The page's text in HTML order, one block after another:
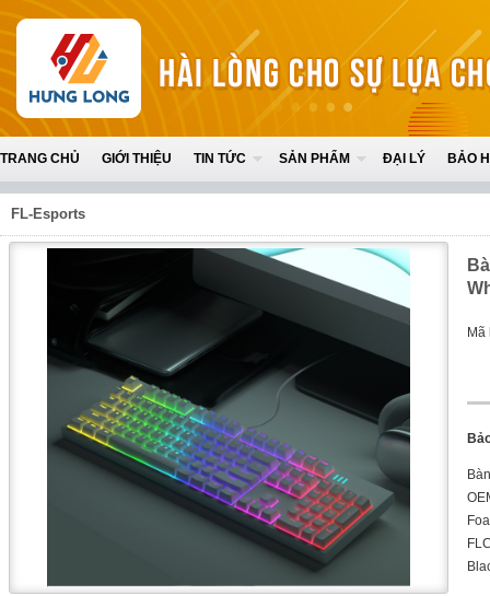
TRANG CHỦ GIỚI THIỆU TIN TỨC SẢN PHẨM ĐẠI LÝ BẢO
FL-Esports
Mã